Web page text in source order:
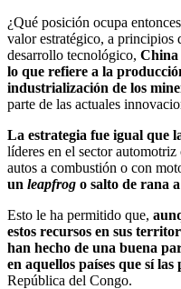
¿Qué posición ocupa
valor estratégico, a principios
desarrollo tecnológico, China
lo que refiere a la
industrialización de los
parte de las actuales
La estrategia fue igual que
líderes en el sector
autos a combustión o con
un leapfrog o salto de rana
Esto le ha permitido que,
estos recursos en sus
han hecho de una buena
en aquellos países que sí las
República del Congo.